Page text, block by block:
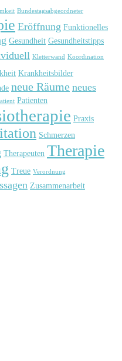
Bundestagsabgeordneter
Eröffnung Funktionelles
Gesundheit Gesundheitstipps
Kletterwand Koordination
Krankheitsbilder
neue Räume neues
Patienten
Praxis
Schmerzen
Therapeuten Therapie
Treue Verordnung
Zusammenarbeit